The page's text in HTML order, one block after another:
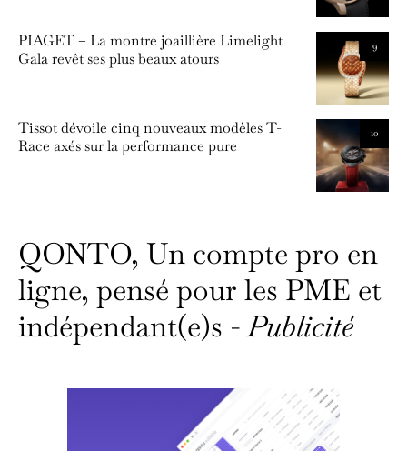
9
PIAGET – La montre joaillière Limelight
Gala revêt ses plus beaux atours
10
Tissot dévoile cinq nouveaux modèles T-
Race axés sur la performance pure
QONTO, Un compte pro en
ligne, pensé pour les PME et
indépendant(e)s -Publicité